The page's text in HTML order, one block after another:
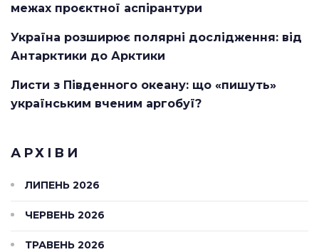
межах проєктної аспірантури
Україна розширює полярні дослідження: від
Антарктики до Арктики
Листи з Південного океану: що «пишуть»
українським вченим аргобуї?
АРХІВИ
ЛИПЕНЬ 2026
ЧЕРВЕНЬ 2026
ТРАВЕНЬ 2026